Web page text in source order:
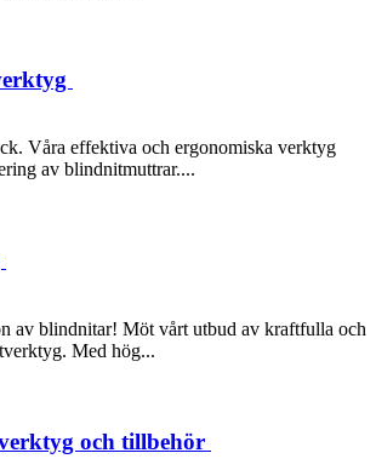
Våra effektiva och ergonomiska verktyg
av blindnitmuttrar....
av blindnitar! Möt vårt utbud av kraftfulla och
Med hög...
och tillbehör